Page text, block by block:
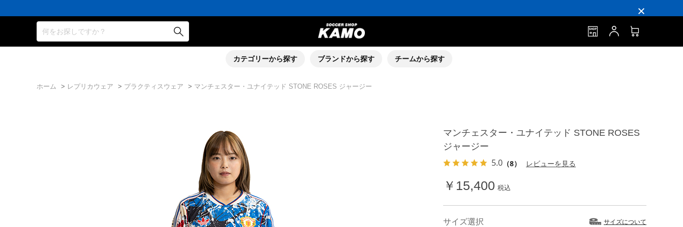
会員の方にはお誕生月に「10％OFFクーポン」プレゼント！
16,000円(税込)以上でシューズケースプレゼント！
3,300円(税込)以上で送料無料！
ポイント還元率5％！プレミア会員は7％
会員の方にはお誕生月に「10％OFFクーポン」プレゼント！
何をお探しですか？
カテゴリーから探す ブランドから探す チームから探す
ホーム > レプリカウェア > プラクティスウェア > マンチェスター・ユナイテッド STONE ROSES ジャージー
マンチェスター・ユナイテッド STONE ROSES
ジャージー
5.0 （8） レビューを見る
￥15,400 税込
サイズ選択 サイズについて